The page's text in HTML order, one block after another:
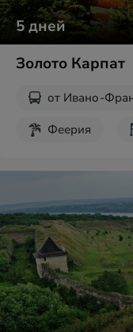
5дней
Золото Карпат
от Ивано-
Феерия